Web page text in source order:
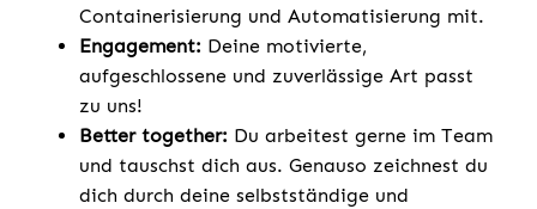
Containerisierung und Automatisierung mit.
Engagement: Deine motivierte,
aufgeschlossene und zuverlässige Art passt
zu uns!
Better together: Du arbeitest gerne im Team
und tauschst dich aus. Genauso zeichnest du
dich durch deine selbstständige und